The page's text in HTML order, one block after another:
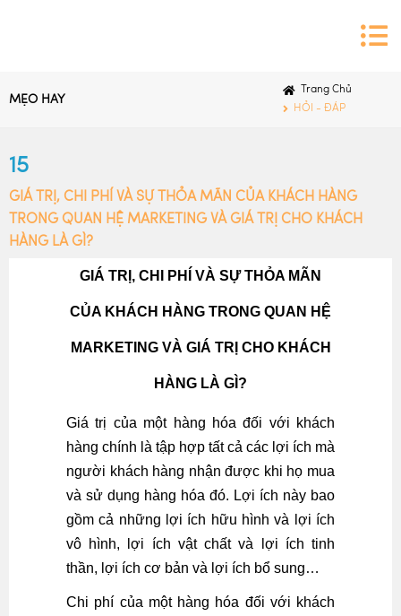
MẸO HAY
Trang Chủ
HỎI - ĐÁP
15
GIÁ TRỊ, CHI PHÍ VÀ SỰ THỎA MÃN CỦA KHÁCH HÀNG
TRONG QUAN HỆ MARKETING VÀ GIÁ TRỊ CHO KHÁCH
HÀNG LÀ GÌ?
GIÁ TRỊ, CHI PHÍ VÀ SỰ THỎA MÃN
CỦA KHÁCH HÀNG TRONG QUAN HỆ
MARKETING VÀ GIÁ TRỊ CHO KHÁCH
HÀNG LÀ GÌ?
Giá trị của một hàng hóa đối với khách
hàng chính là tập hợp tất cả các lợi ích mà
người khách hàng nhận được khi họ mua
và sử dụng hàng hóa đó. Lợi ích này bao
gồm cả những lợi ích hữu hình và lợi ích
vô hình, lợi ích vật chất và lợi ích tinh
thần, lợi ích cơ bản và lợi ích bổ sung…
Chi phí của một hàng hóa đối với khách